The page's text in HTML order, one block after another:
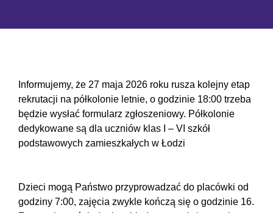
Informujemy, że 27 maja 2026 roku rusza kolejny etap
rekrutacji na półkolonie letnie, o godzinie 18:00 trzeba
będzie wysłać formularz zgłoszeniowy. Półkolonie
dedykowane są dla uczniów klas I – VI szkół
podstawowych zamieszkałych w Łodzi
Dzieci mogą Państwo przyprowadzać do placówki od
godziny 7:00, zajęcia zwykle kończą się o godzinie 16.